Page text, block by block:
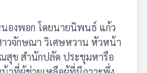
องพอก โดยนายนิพนธ์ แก้ว
วจักษณา วิเศษหวาน หัวหน้า
สุข สำนักปลัด ประชุมหารือ